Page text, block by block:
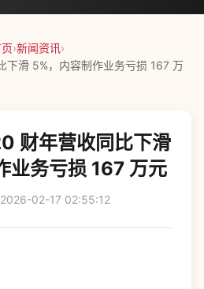
›新闻资讯›
下滑 5%，内容制作业务亏损 167 万
财年营收同比下滑
业务亏损 167 万元
2026-02-17 02:55:12